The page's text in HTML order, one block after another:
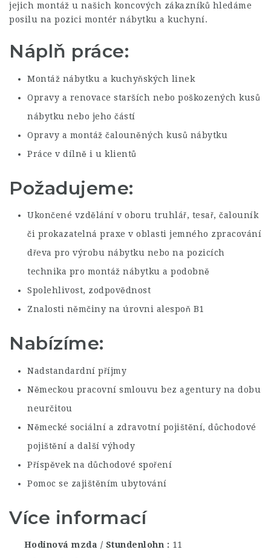
jejich montáž u našich koncových zákazníků hledáme
posilu na pozici montér nábytku a kuchyní.
Náplň práce:
Montáž nábytku a kuchyňských linek
Opravy a renovace starších nebo poškozených kusů
nábytku nebo jeho částí
Opravy a montáž čalouněných kusů nábytku
Práce v dílně i u klientů
Požadujeme:
Ukončené vzdělání v oboru truhlář, tesař, čalouník
či prokazatelná praxe v oblasti jemného zpracování
dřeva pro výrobu nábytku nebo na pozicích
technika pro montáž nábytku a podobně
Spolehlivost, zodpovědnost
Znalosti němčiny na úrovni alespoň B1
Nabízíme:
Nadstandardní příjmy
Německou pracovní smlouvu bez agentury na dobu
neurčitou
Německé sociální a zdravotní pojištění, důchodové
pojištění a další výhody
Příspěvek na důchodové spoření
Pomoc se zajištěním ubytování
Více informací
Hodinová mzda / Stundenlohn
11